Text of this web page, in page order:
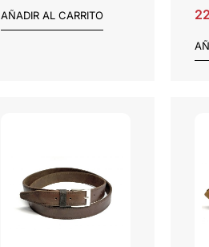
AÑADIR AL CARRITO